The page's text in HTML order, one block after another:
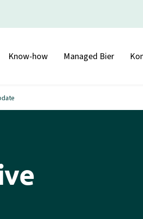
Know-how Managed Bier